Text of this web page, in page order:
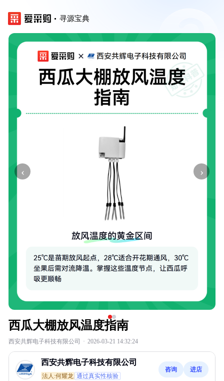
寻源宝典
‹ ›
西瓜大棚放风温度指南
西安共辉电子科技有限公司 · 2026-03-21 14:32:24
西安共辉电子科技有限公司
法人:何耀龙 通过真实性核验
咨询 进店